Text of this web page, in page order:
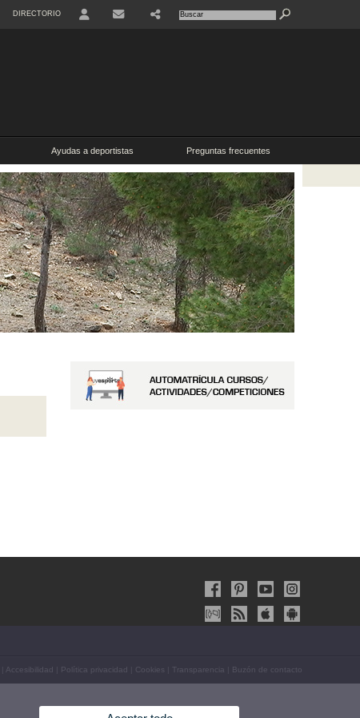
DIRECTORIO
Ayudas a deportistas Preguntas frecuentes
Accesibilidad Política privacidad Cookies Transparencia Buzón de contacto